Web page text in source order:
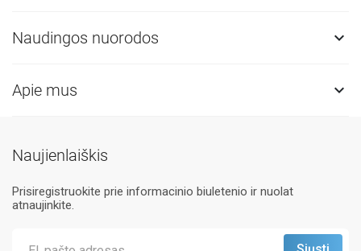
Naudingos nuorodos 
Apie mus 
Naujienlaiškis
Prisiregistruokite prie informacinio biuletenio ir nuolat
atnaujinkite.